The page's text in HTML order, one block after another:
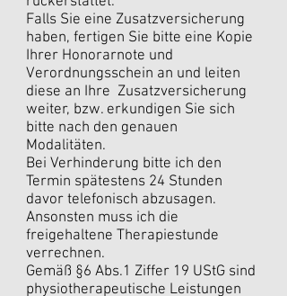
Falls Sie eine Zusatzversicherung
haben, fertigen Sie bitte eine Kopie
Ihrer Honorarnote und
Verordnungsschein an und leiten
diese an Ihre Zusatzversicherung
weiter, bzw. erkundigen Sie sich
bitte nach den genauen
Modalitäten.
Bei Verhinderung bitte ich den
Termin spätestens 24 Stunden
davor telefonisch abzusagen.
Ansonsten muss ich die
freigehaltene Therapiestunde
verrechnen.
Gemäß §6 Abs.1 Ziffer 19 UStG sind
physiotherapeutische Leistungen